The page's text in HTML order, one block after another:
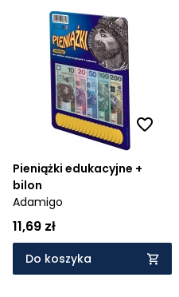
Pieniążki edukacyjne +
bilon
Adamigo
11,69 zł
Do koszyka